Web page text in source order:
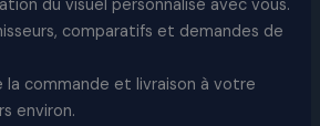
du visuel personnalisé avec vous.
comparatifs et demandes de
la commande et livraison à votre
environ.